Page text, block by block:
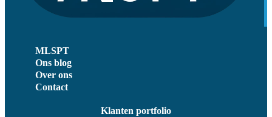
MLSPT
Ons blog
Over ons
Contact
Klanten portfolio